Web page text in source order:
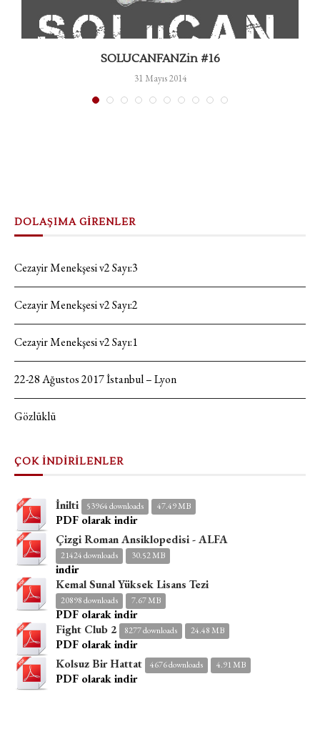
SOLUCANFANZin #16
31 Mayıs 2014
DOLAŞIMA GİRENLER
Cezayir Menekşesi v2 Sayı:3
Cezayir Menekşesi v2 Sayı:2
Cezayir Menekşesi v2 Sayı:1
22-28 Ağustos 2017 İstanbul – Lyon
Gözlüklü
ÇOK İNDİRİLENLER
İnilti 53964 downloads 47.49 MB
PDF olarak indir
Çizgi Roman Ansiklopedisi - ALFA
21424 downloads 30.52 MB
indir
Kemal Sunal Yüksek Lisans Tezi
20898 downloads 7.67 MB
PDF olarak indir
Fight Club 2
8277 downloads 24.48 MB
PDF olarak indir
Kolsuz Bir Hattat
4676 downloads 4.91 MB
PDF olarak indir